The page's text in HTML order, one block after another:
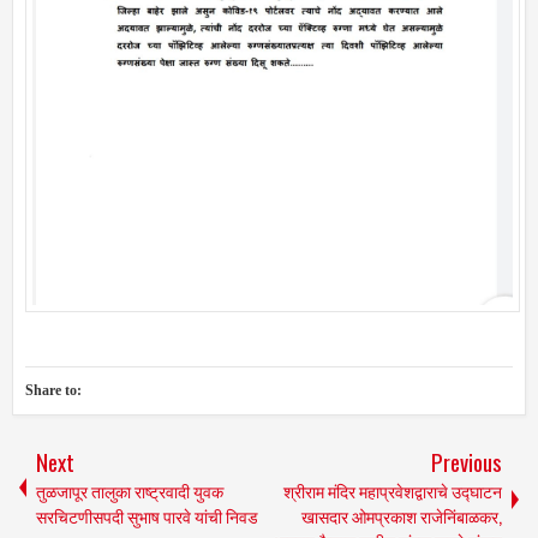
Share to:
Next
तुळजापूर तालुका राष्ट्रवादी युवक
सरचिटणीसपदी सुभाष पारवे यांची निवड
Previous
श्रीराम मंदिर महाप्रवेशद्वाराचे उद्घाटन
खासदार ओमप्रकाश राजेनिंबाळकर,